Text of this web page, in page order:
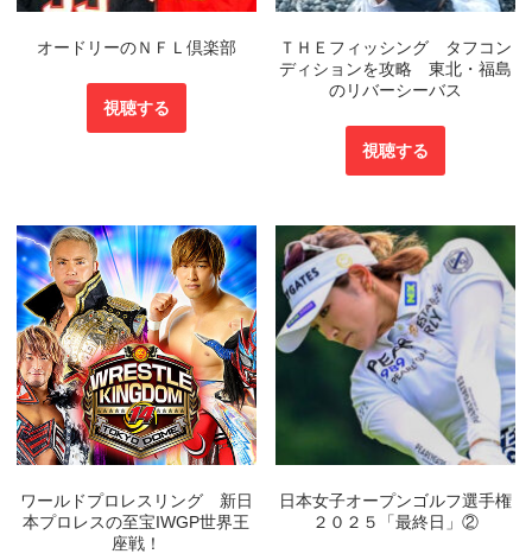
オードリーのＮＦＬ倶楽部
視聴する
ＴＨＥフィッシング タフコン
ディションを攻略 東北・福島
のリバーシーバス
視聴する
ワールドプロレスリング 新日
本プロレスの至宝IWGP世界王
座戦！
日本女子オープンゴルフ選手権
２０２５「最終日」②